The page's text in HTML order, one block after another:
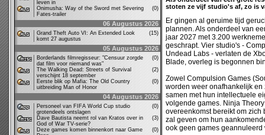
leven in
Onimusha: Way of the Sword met Severing
Fates-trailer
(0)
06 Augustus 2026
Grand Theft Auto VI: An Extended Look
komt 27 augustus
(15)
05 Augustus 2026
Borderlands filmregisseur: "Censuur zorgde
dat film voor niemand was"
(0)
The Walking Dead: Streets of Survival
verschijnt 18 september
(2)
Eerste blik op Mafia: The Old Country
uitbreiding Man of Honor
(0)
04 Augustus 2026
Personeel van FIFA World Cup studio
grotendeels ontslagen
(0)
Dave Bautista neemt rol van Kratos over in
God of War TV-serie?
(3)
Deze games komen binnenkort naar Game
(0)
stoten ze vijf studio's af, zo is
Er gingen al geruime tijd
plannen. Als onderdeel van
jaar 2027 met 3.200
geschrapt. Vier studio's -
Undead Labs - verlaten de
Blade, overleg is begonnen
Zowel Compulsion Games
worden weer onafhankelijk
samen met hun intellectuele
volgende games. Ninja
overeenkomst bereikt om
zal geven om hun
ook geen games geannuleerd